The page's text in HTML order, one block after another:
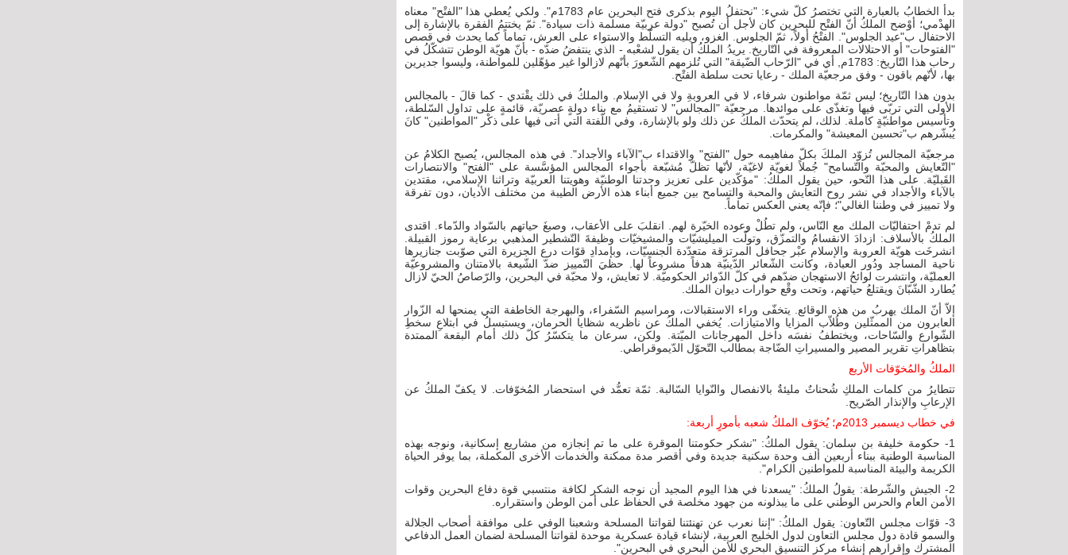
بدأ الخطابُ بالعبارة التي تختصرُ كلّ شيء: "نحتفلُ اليوم بذكرى فتح البحرين عام 1783م". ولكي يُعطي هذا "الفتْح" معناه
الهدْمي؛ أوْضح الملكُ أنّ الفتْح للبحرين كان لأجل أن تُصبح "دولة عربيّة مسلمة ذات سيادة". ثمّ يختتمُ الفقرة بالإشارة إلى
الاحتفال ب"عيد الجلوس". الفتْحُ أولاً، ثمّ الجلوس. الغزو، ويليه التسلّط والاستواء على العرش، تماماً كما يحدث في قصص
"الفتوحات" أو الاحتلالات المعروفة في التّاريخ. يريدُ الملكُ أن يقول لشعْبه - الذي ينتفضُ ضدّه - بأنّ هويّة الوطن تتشكّلُ في
رحاب هذا التّاريخ: 1783م, أي في "الرّحاب الضّيقة" التي تُلزمهم الشّعورَ بأنّهم لازالوا غير مؤهّلين للمواطنة، وليسوا جديرين
بها، لأنّهم باقون - وفق مرجعيّة الملك - رعايا تحت سلطة الفتْح.
بدون هذا التّاريخ؛ ليس ثمّة مواطنون شرفاء، لا في العروبةِ ولا في الإسلام. والملكُ في ذلك يقْتدي - كما قالَ - بالمجالس
الأولى التي تربّى فيها وتغذّى على موائدها. مرجعيّة "المجالس" لا تستقيمُ مع بناء دولةٍ عصريّة، قائمةٍ على تداول السّلطة،
وتأسيس مواطنيّةٍ كاملة. لذلك، لم يتحدّث الملكُ عن ذلك ولو بالإشارة، وفي اللّفتة التي أتى فيها على ذكْر "المواطنين" كانَ
يُبشّرهم ب"تحسين المعيشة" والمكرمات.
مرجعيّة المجالس تُزوّد الملكَ بكلّ مفاهيمه حول "الفتح" والاقتداء ب"الآباء والأجداد". في هذه المجالس، يُصبح الكلامُ عن
"التّعايش والمحبّة والتّسامح" جُملاً لغويّة لاغيّة، لأنّها تظلّ مُشبّعة بأجواء المجالس المؤسَّسة على "الفتح" والانتصارات
القَبليّة. على هذا النّحو، حين يقول الملكُ: "مؤكّدين على تعزيز وحدتنا الوطنيّة وهويتنا العربيّة وتراثنا الإسلامي، مقتدين
بالآباء والأجداد في نشر روح التعايش والمحبة والتسامح بين جميع أبناء هذه الأرض الطيبة من مختلف الأديان، دون تفرقة
ولا تمييز في وطننا الغالي"؛ فإنّه يعني العكس تماماً.
لم تدمْ احتفاليّات الملك مع النّاس، ولم تطُلْ وعوده الخيّرة لهم. انقلبَ على الأعقاب، وصبغَ حياتهم بالسّواد والدّماء. اقتدى
الملكُ بالأسلاف: ازدادَ الانقسامُ والتمزّق، وتولّت الميليشيّات والمشيخيّات وظيفةَ التّشطير المذهبي برعاية رموز القبيلة.
انشرخَت هويّة العروبة والإسلام عبْر جحافل المرتزقة متعدّدة الجنسيّات، وبإمدادِ قوّات درع الجزيرة التي صوّبت جنازيرها
ناحية المساجد ودُور العبادة، وكانت الشّعائر الدّينيّة هدفاً مشروعاً لها. حظيَ التّمييز ضدّ الشّيعة بالامتنان والمشروعيّة
العمليّة، وانتشرت لوائحُ الاستهجان ضدّهم في كلّ الدّوائر الحكوميّة. لا تعايش، ولا محبّة في البحرين، والرّصاصُ الحيّ لازال
يُطارد الشّبّانَ ويقتلعُ حياتهم، وتحت وقْع حوارات ديوان الملك.
إلاّ أنّ الملك يهربُ من هذه الوقائع. يتخفّى وراء الاستقبالات، ومراسيم السّفراء، والبهرجة الخاطفة التي يمنحها له الزّوار
العابرون من الممثّلين وطُلاّب المزايا والامتيازات. يُخفي الملكُ عن ناظريه شظايا الحرمان، ويستبسلُ في ابتلاعِ سخطِ
الشّوارع والسّاحات، ويختطفُ نفسَه داخل المهرجانات الميّتة. ولكن، سرعان ما يتكسّرُ كلّ ذلك أمام البقعة الممتدة
بتظاهراتِ تقرير المصير والمسيراتِ الضّاجة بمطالب التّحوّل الدّيموقراطي.
الملكُ والمُخوّفات الأربع
تتطايرُ من كلمات الملكِ شُحناتٌ مليئةٌ بالانفصال والنّوايا السّالبة. ثمّة تعمُّد في استحضار المُخوّفات. لا يكفّ الملكُ عن
الإرعابِ والإنذار الصّريح.
في خطاب ديسمبر 2013م؛ يُخوّف الملكُ شعبه بأمورٍ أربعة:
1- حكومة خليفة بن سلمان: يقول الملكُ: "نشكر حكومتنا الموقرة على ما تم إنجازه من مشاريع إسكانية، ونوجه بهذه
المناسبة الوطنية ببناء أربعين ألف وحدة سكنية جديدة وفي أقصر مدة ممكنة والخدمات الأخرى المكملة، بما يوفر الحياة
الكريمة والبيئة المناسبة للمواطنين الكرام".
2- الجيش والشّرطة: يقولُ الملكُ: "يسعدنا في هذا اليوم المجيد أن نوجه الشكر لكافة منتسبي قوة دفاع البحرين وقوات
الأمن العام والحرس الوطني على ما يبذلونه من جهود مخلصة في الحفاظ على أمن الوطن واستقراره.
3- قوّات مجلس التّعاون: يقول الملكُ: "إننا نعرب عن تهنئتنا لقواتنا المسلحة وشعبنا الوفي على موافقة أصحاب الجلالة
والسمو قادة دول مجلس التعاون لدول الخليج العربية، لإنشاء قيادة عسكرية موحدة لقواتنا المسلحة لضمان العمل الدفاعي
المشترك وإقرارهم إنشاء مركز التنسيق البحري للأمن البحري في البحرين".